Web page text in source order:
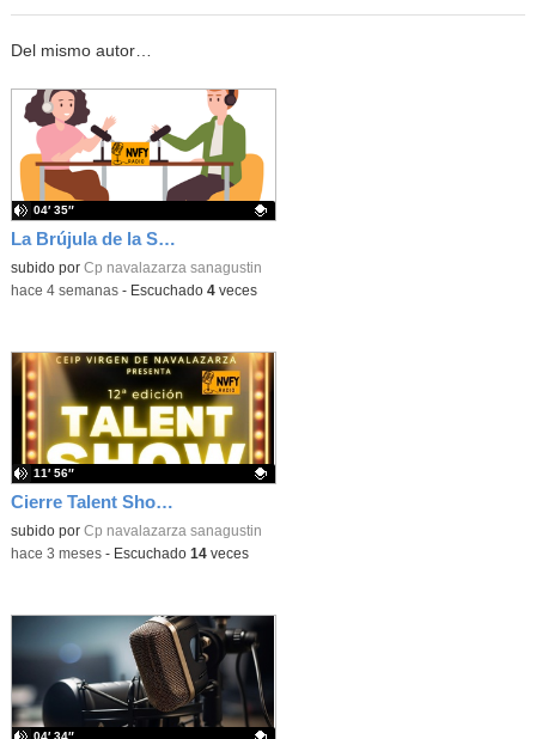
Del mismo autor…
La Brújula de la Sabiuría
Contenido educativo.
subido por Cp navalazarza sanagustin
04′ 35″
-hace 4 semanas- Escuchado 4veces
Cierre Talent Show 2026 – Entrevista final
Contenido educativo.
subido por Cp navalazarza sanagustin
11′ 56″
-hace 3 meses- Escuchado 14veces
04′ 34″